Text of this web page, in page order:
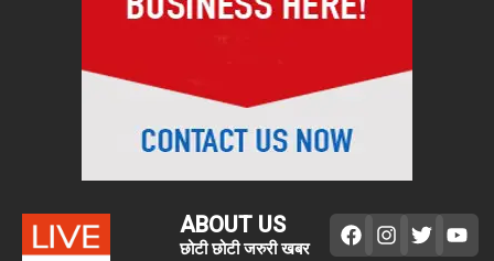
ABOUT US
छोटी छोटी जरुरी खबर